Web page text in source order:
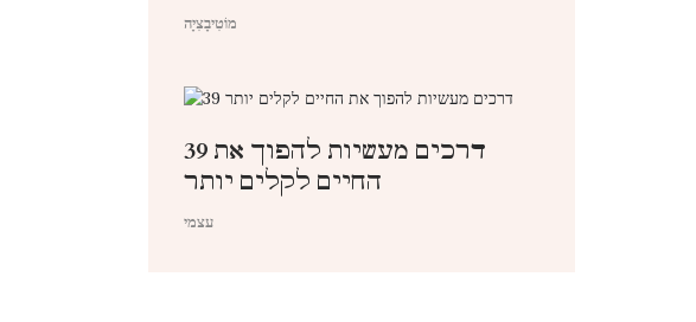
מוֹטִיבָצִיָה
39 דרכים מעשיות להפוך את
החיים לקלים יותר
עצמי